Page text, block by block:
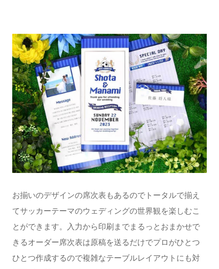
お揃いのデザインの席次表もあるのでトータルで揃え
てサッカーテーマのウェディングの世界観を楽しむこ
とができます。入力から印刷までまるっとおまかせで
きるオーダー席次表は原稿を送るだけでプロがひとつ
ひとつ作成するので複雑なテーブルレイアウトにも対